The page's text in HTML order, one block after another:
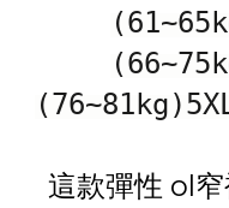
這款彈性 ol